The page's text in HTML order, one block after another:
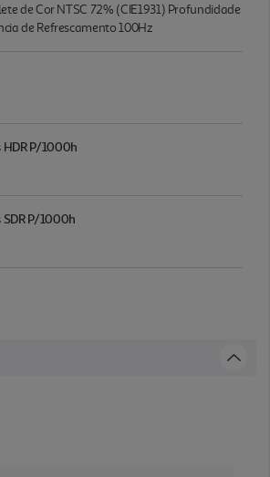
de Cor NTSC 72% (CIE1931) Profundidade
de Refrescamento 100Hz
P/1000h
P/1000h